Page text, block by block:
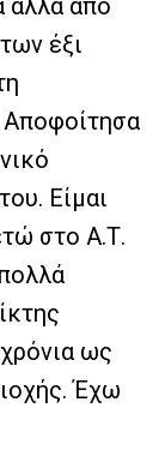
αλλά από
έξι
Είμαι
στο Α.Τ.
ως
Έχω